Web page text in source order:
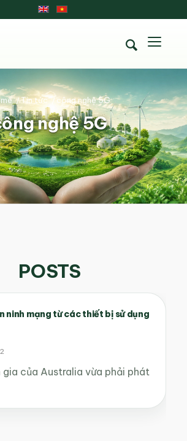
nghệ 5G
/Tin tức / công nghệ 5G
POSTS
ninh mạng từ các thiết bị sử dụng
gia của Australia vừa phải phát